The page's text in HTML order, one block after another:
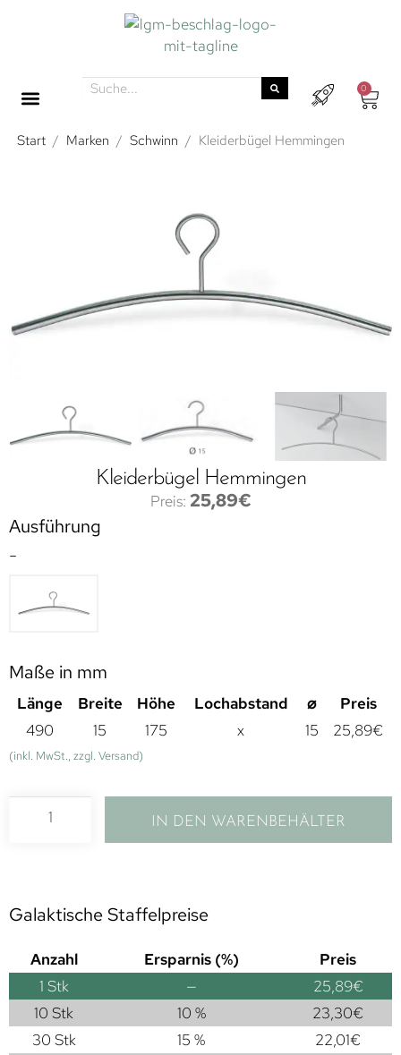
0
Start / Marken / Schwinn / Kleiderbügel Hemmingen
Kleiderbügel Hemmingen
25,89€
Ausführung
-
Maße in mm
Länge Breite Höhe Lochabstand ⌀
Preis
490
15 175 x 15 25,89€
(inkl. MwSt., zzgl. Versand)
IN DEN WARENBEHÄLTER
Galaktische Staffelpreise
Anzahl Ersparnis (%)
Preis
1 Stk — 25,89€
10 Stk
10 % 23,30€
30 Stk
15 % 22,01€